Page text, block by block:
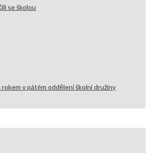
se školou
rokem v pátém oddělení školní družiny